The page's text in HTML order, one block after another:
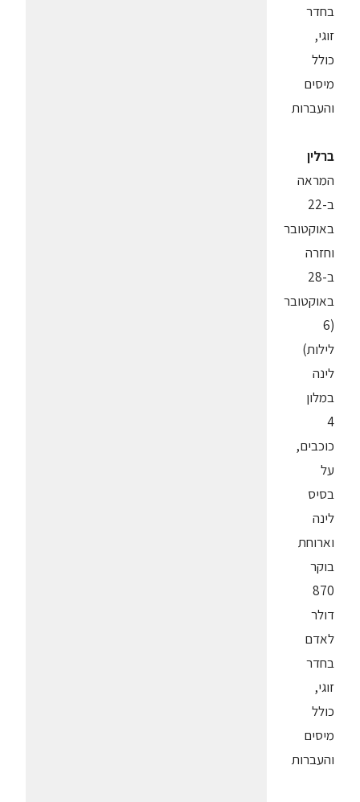
בחדר
זוגי,
כולל
מיסים
והעברות
ברלין
המראה
ב-22
באוקטובר
וחזרה
ב-28
באוקטובר
(6
לילות)
לינה
במלון
4
כוכבים,
על
בסיס
לינה
וארוחת
בוקר
870
דולר
לאדם
בחדר
זוגי,
כולל
מיסים
והעברות